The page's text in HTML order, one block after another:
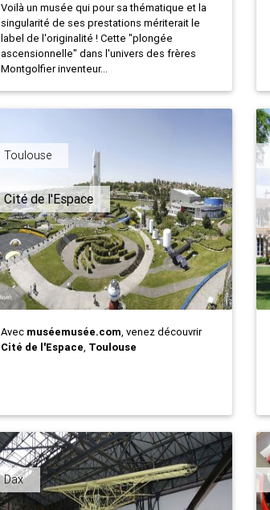
Voilà un musée qui pour sa thématique et la
singularité de ses prestations mériterait le
label de l'originalité ! Cette "plongée
ascensionnelle" dans l'univers des frères
Montgolfier inventeur...
Toulouse
Cité de l'Espace
Avec muséemusée.com, venez découvrir
Cité de l'Espace, Toulouse
Dax